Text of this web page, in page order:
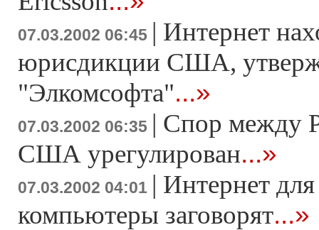
07.03.2002 06:45 | Интернет
юрисдикции США,
"Элкомсофта"...»
07.03.2002 06:35 | Спор между
США урегулирован...»
07.03.2002 04:01 | Интернет
компьютеры заговорят...»